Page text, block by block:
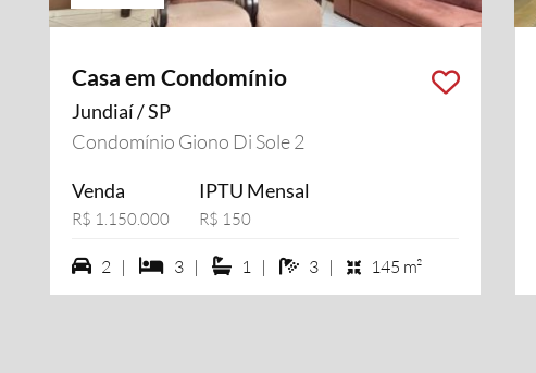
Casa em Condomínio
Jundiaí / SP
Condomínio Giono Di Sole 2
Venda
R$ 1.150.000
IPTU Mensal
R$ 150
2 vagas na garagem
2 | 3 dormiórios
3 | 1 suítes
1 | 3 banheiros
3 | 145 m²